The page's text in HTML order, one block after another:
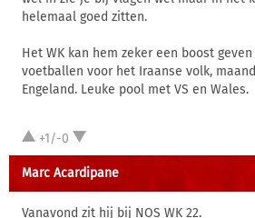
helemaal goed zitten.
Het WK kan hem zeker een boost
voetballen voor het Iraanse volk,
Engeland. Leuke pool met VS en Wales.
+1/-0
Marc Acardipane
Vanavond zit hij bij NOS WK 22.